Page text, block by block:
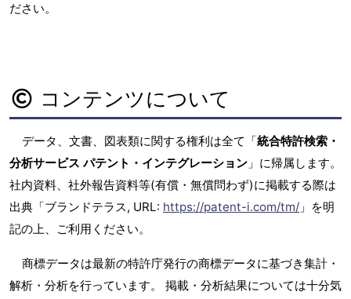
ださい。
コンテンツについて
データ、文書、図表類に関する権利は全て「統合特許検索・
分析サービス パテント・インテグレーション 」に帰属します。
社内資料、社外報告資料等(有償・無償問わず)に掲載する際は
出典「ブランドテラス, URL: https://patent-i.com/tm/ 」を明
記の上、ご利用ください。
商標データは最新の特許庁発行の商標データに基づき集計・
解析・分析を行っています。 掲載・分析結果については十分気